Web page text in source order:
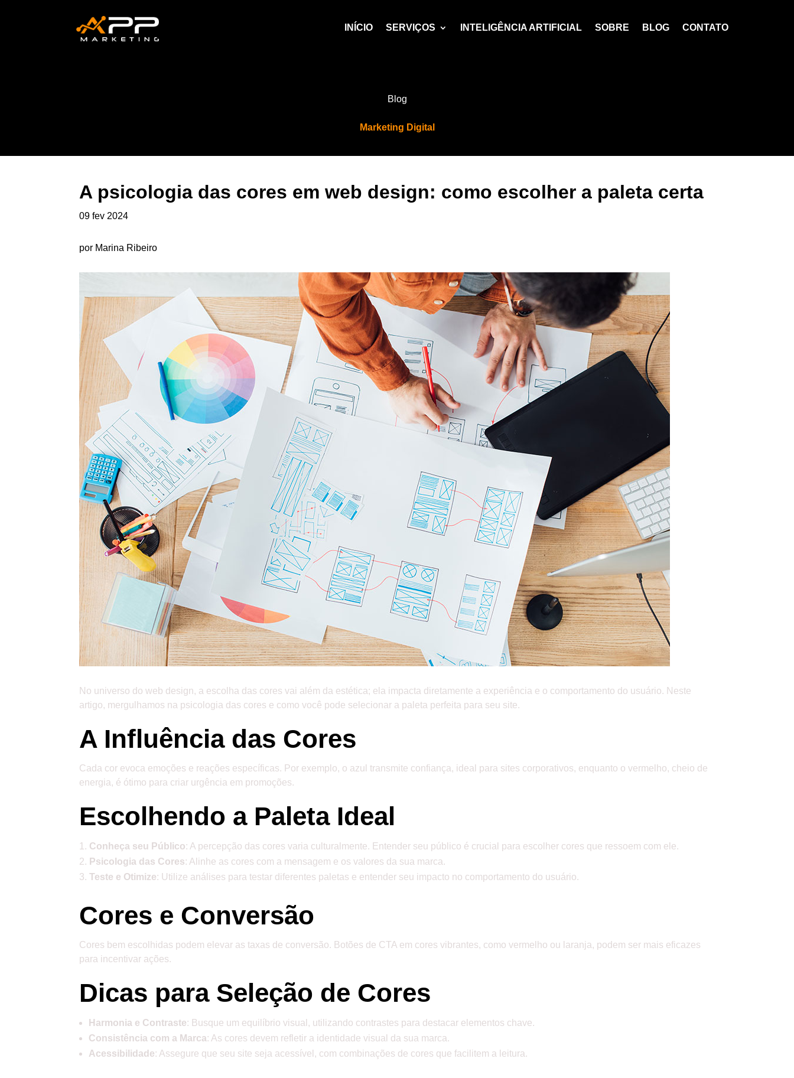
INÍCIO SERVIÇOS INTELIGÊNCIA ARTIFICIAL SOBRE BLOG CONTATO
Blog
Marketing Digital
A psicologia das cores em web design: como escolher a paleta certa
09 fev 2024
por Marina Ribeiro
No universo do web design, a escolha das cores vai além da estética; ela impacta diretamente a experiência e o comportamento do usuário. Neste
artigo, mergulhamos na psicologia das cores e como você pode selecionar a paleta perfeita para seu site.
A Influência das Cores
Cada cor evoca emoções e reações específicas. Por exemplo, o azul transmite confiança, ideal para sites corporativos, enquanto o vermelho, cheio de
energia, é ótimo para criar urgência em promoções.
Escolhendo a Paleta Ideal
Conheça seu Público: A percepção das cores varia culturalmente. Entender seu público é crucial para escolher cores que ressoem com ele.
Psicologia das Cores: Alinhe as cores com a mensagem e os valores da sua marca.
Teste e Otimize: Utilize análises para testar diferentes paletas e entender seu impacto no comportamento do usuário.
Cores e Conversão
Cores bem escolhidas podem elevar as taxas de conversão. Botões de CTA em cores vibrantes, como vermelho ou laranja, podem ser mais eficazes
para incentivar ações.
Dicas para Seleção de Cores
Harmonia e Contraste: Busque um equilíbrio visual, utilizando contrastes para destacar elementos chave.
Consistência com a Marca: As cores devem refletir a identidade visual da sua marca.
Acessibilidade: Assegure que seu site seja acessível, com combinações de cores que facilitem a leitura.